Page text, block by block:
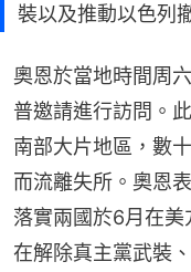
裝以及推動以色列
奧恩於當地時間周
普邀請進行訪問。
南部大片地區，數
而流離失所。奧恩
落實兩國於6月在
在解除真主黨武裝